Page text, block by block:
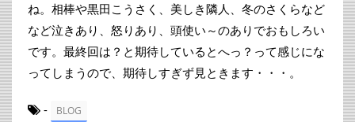
ね。相棒や黒田こうさく、美しき隣人、冬のさくらなど
など泣きあり、怒りあり、頭使い～のありでおもしろい
です。最終回は？と期待しているとへっ？って感じにな
ってしまうので、期待しすぎず見ときます・・・。
- BLOG